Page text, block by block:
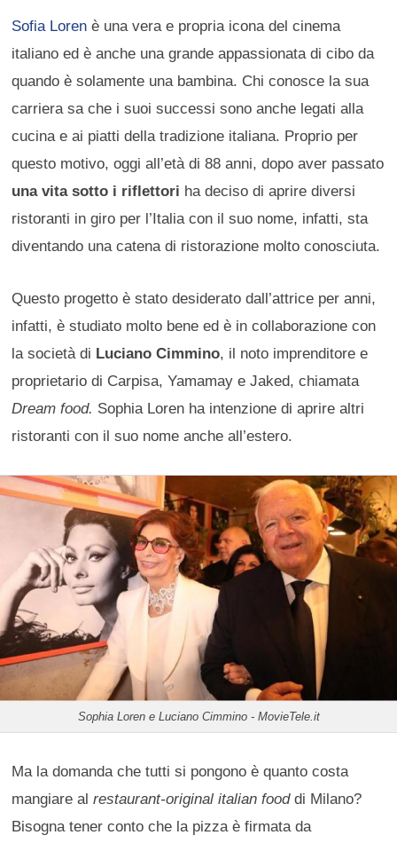
Sofia Loren è una vera e propria icona del cinema
italiano ed è anche una grande appassionata di cibo da
quando è solamente una bambina. Chi conosce la sua
carriera sa che i suoi successi sono anche legati alla
cucina e ai piatti della tradizione italiana. Proprio per
questo motivo, oggi all’età di 88 anni, dopo aver passato
una vita sotto i riflettori ha deciso di aprire diversi
ristoranti in giro per l’Italia con il suo nome, infatti, sta
diventando una catena di ristorazione molto conosciuta.
Questo progetto è stato desiderato dall’attrice per anni,
infatti, è studiato molto bene ed è in collaborazione con
la società di Luciano Cimmino, il noto imprenditore e
proprietario di Carpisa, Yamamay e Jaked, chiamata
Dream food. Sophia Loren ha intenzione di aprire altri
ristoranti con il suo nome anche all’estero.
Sophia Loren e Luciano Cimmino - MovieTele.it
Ma la domanda che tutti si pongono è quanto costa
mangiare alrestaurant-original italian fooddi Milano?
Bisogna tener conto che la pizza è firmata da